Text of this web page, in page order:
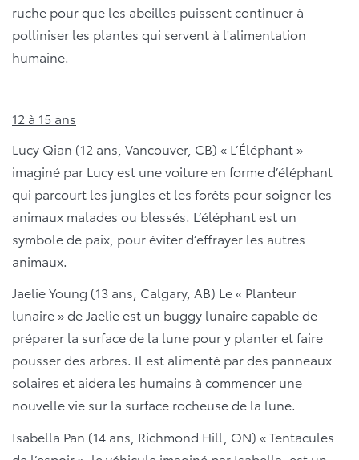
ruche pour que les abeilles puissent continuer à
polliniser les plantes qui servent à l'alimentation
humaine.
12 à 15 ans
Lucy Qian (12 ans, Vancouver, CB) « L’Éléphant »
imaginé par Lucy est une voiture en forme d’éléphant
qui parcourt les jungles et les forêts pour soigner les
animaux malades ou blessés. L’éléphant est un
symbole de paix, pour éviter d’effrayer les autres
animaux.
Jaelie Young (13 ans, Calgary, AB) Le « Planteur
lunaire » de Jaelie est un buggy lunaire capable de
préparer la surface de la lune pour y planter et faire
pousser des arbres. Il est alimenté par des panneaux
solaires et aidera les humains à commencer une
nouvelle vie sur la surface rocheuse de la lune.
Isabella Pan (14 ans, Richmond Hill, ON) « Tentacules